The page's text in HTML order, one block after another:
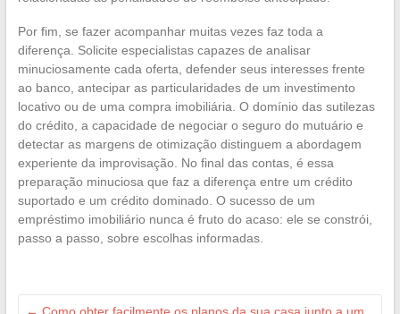
Por fim, se fazer acompanhar muitas vezes faz toda a
diferença. Solicite especialistas capazes de analisar
minuciosamente cada oferta, defender seus interesses frente
ao banco, antecipar as particularidades de um investimento
locativo ou de uma compra imobiliária. O domínio das sutilezas
do crédito, a capacidade de negociar o seguro do mutuário e
detectar as margens de otimização distinguem a abordagem
experiente da improvisação. No final das contas, é essa
preparação minuciosa que faz a diferença entre um crédito
suportado e um crédito dominado. O sucesso de um
empréstimo imobiliário nunca é fruto do acaso: ele se constrói,
passo a passo, sobre escolhas informadas.